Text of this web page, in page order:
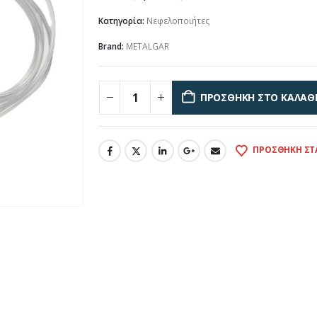
Κατηγορία: Νεφελοποιήτες
Brand: METALGAR
ΠΡΟΣΘΉΚΗ ΣΤΟ ΚΑΛΆΘΙ
ΠΡΟΣΘΉΚΗ